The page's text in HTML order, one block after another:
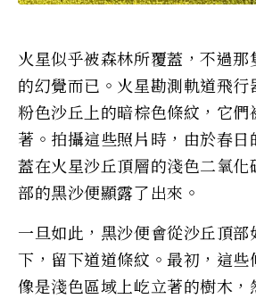
火星似乎被森林所覆蓋，不過
的幻覺而已。火星勘測軌道飛行
粉色沙丘上的暗棕色條紋，它們
著。拍攝這些照片時，由於春日
蓋在火星沙丘頂層的淺色二氧化
部的黑沙便顯露了出來。
一旦如此，黑沙便會從沙丘頂部
下，留下道道條紋。最初，這些
像是淺色區域上屹立著的樹木，